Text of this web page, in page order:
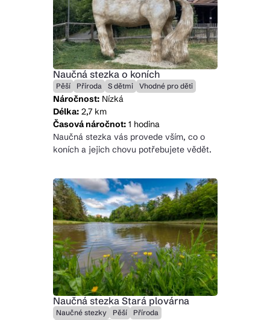
Naučná stezka o koních
Pěší Příroda S dětmi Vhodné pro děti
Náročnost:Nízká
Délka:2,7 km
Časová náročnot:1 hodina
Naučná stezka vás provede vším, co o
koních a jejich chovu potřebujete vědět.
Naučná stezka Stará plovárna
Naučné stezky Pěší
Příroda